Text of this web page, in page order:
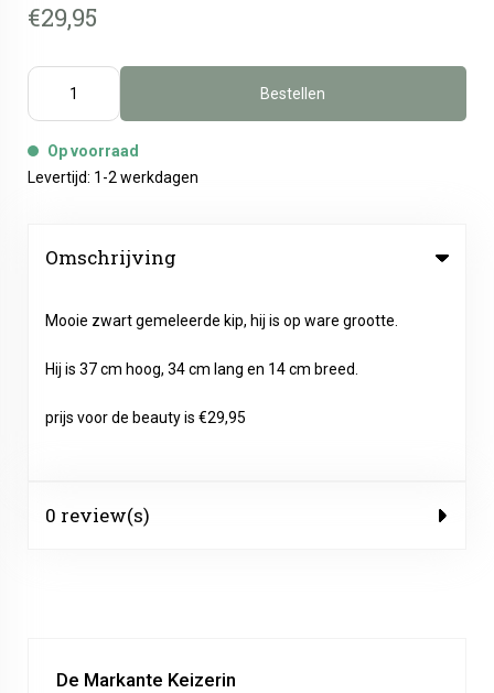
€29,95
Bestellen
Op voorraad
Levertijd: 1-2 werkdagen
Omschrijving
Mooie zwart gemeleerde kip, hij is op ware grootte.
Hij is 37 cm hoog, 34 cm lang en 14 cm breed.
prijs voor de beauty is €29,95
0 review(s)
De Markante Keizerin